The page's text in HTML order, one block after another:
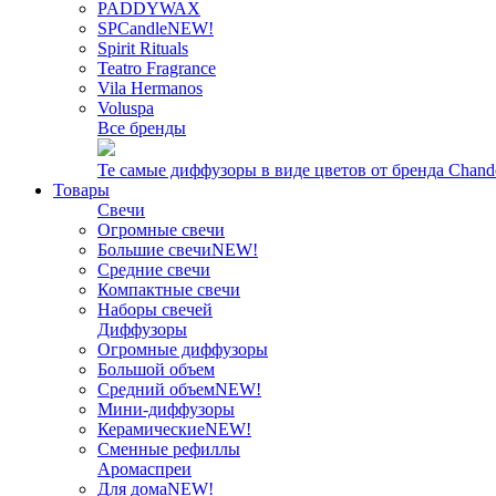
PADDYWAX
SPCandleNEW!
Spirit Rituals
Teatro Fragrance
Vila Hermanos
Voluspa
Все бренды
Те самые диффузоры в виде цветов от бренда
Товары
Свечи
Огромные свечи
Большие свечиNEW!
Средние свечи
Компактные свечи
Наборы свечей
Диффузоры
Огромные диффузоры
Большой объем
Средний объемNEW!
Мини-диффузоры
КерамическиеNEW!
Сменные рефиллы
Аромаспреи
Для домаNEW!